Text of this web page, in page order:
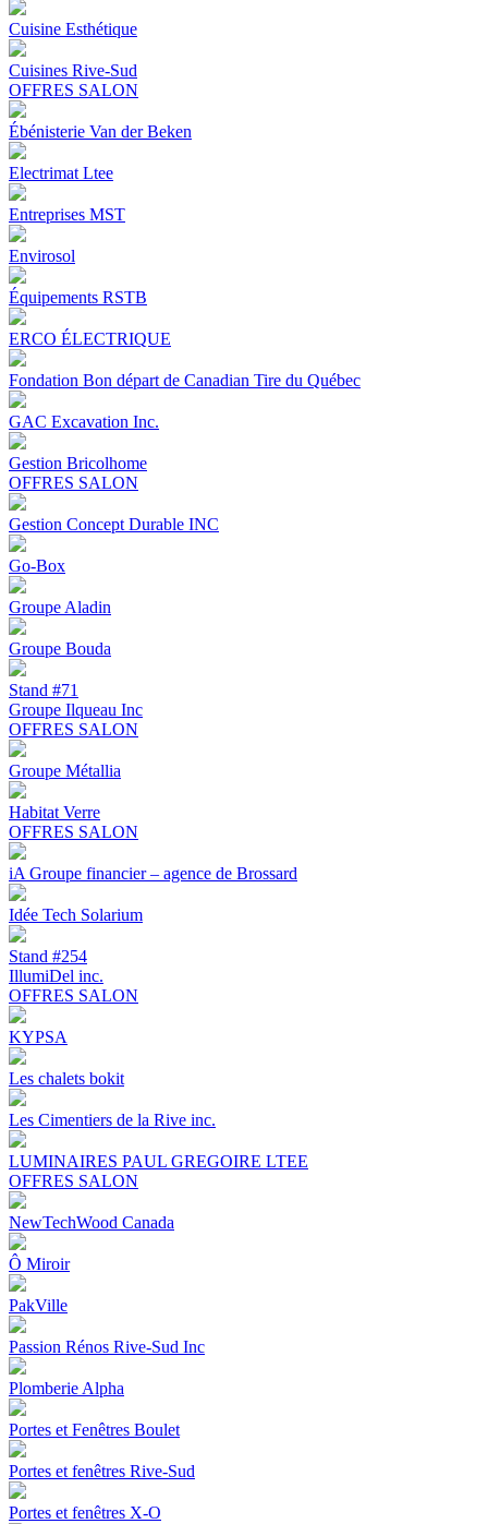
Cuisine Esthétique
Cuisines Rive-Sud
OFFRES SALON
Ébénisterie Van der Beken
Electrimat Ltee
Entreprises MST
Envirosol
Équipements RSTB
ERCO ÉLECTRIQUE
Fondation Bon départ de Canadian Tire du Québec
GAC Excavation Inc.
Gestion Bricolhome
OFFRES SALON
Gestion Concept Durable INC
Go-Box
Groupe Aladin
Groupe Bouda
Stand #71
Groupe Ilqueau Inc
OFFRES SALON
Groupe Métallia
Habitat Verre
OFFRES SALON
iA Groupe financier – agence de Brossard
Idée Tech Solarium
Stand #254
IllumiDel inc.
OFFRES SALON
KYPSA
Les chalets bokit
Les Cimentiers de la Rive inc.
LUMINAIRES PAUL GREGOIRE LTEE
OFFRES SALON
NewTechWood Canada
Ô Miroir
PakVille
Passion Rénos Rive-Sud Inc
Plomberie Alpha
Portes et Fenêtres Boulet
Portes et fenêtres Rive-Sud
Portes et fenêtres X-O